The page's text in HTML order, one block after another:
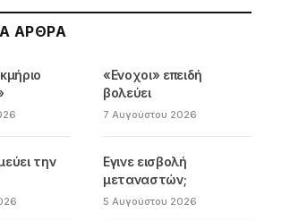
ΆΡΘΡΑ
«Ενοχοι» επειδή
βολεύει
7 Αυγούστου 2026
την
Εγινε εισβολή
μεταναστών;
5 Αυγούστου 2026